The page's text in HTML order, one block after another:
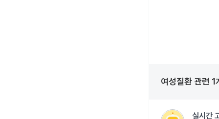
여성질환 관련 1
실시간